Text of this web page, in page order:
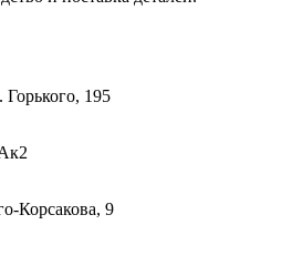
195
Корсакова, 9